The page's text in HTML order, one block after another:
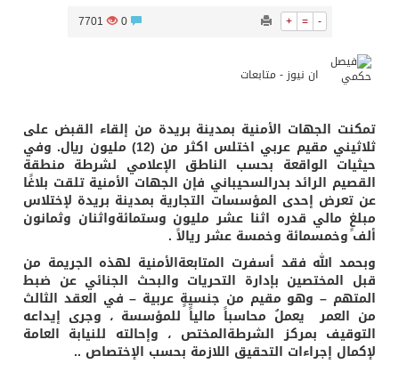
+ = -
0
7701
ان نيوز - متابعات
تمكنت الجهات الأمنية بمدينة بريدة من إلقاء القبض على
ثلاثيني مقيم عربي اختلس اكثر من (12) مليون ريال. وفي
حيثيات الواقعة بحسب الناطق الإعلامي لشرطة منطقة
القصيم الرائد بدرالسحيباني فإن الجهات الأمنية تلقت بلاغًا
عن تعرض إحدى المؤسسات التجارية بمدينة بريدة لإختلاس
مبلغٍ مالي قدره اثنا عشر مليون وستمائةواثنان وثمانون
ألف وخمسمائة وخمسة عشر ريالاً .
وبحمد الله فقد أسفرت المتابعةالأمنية لهذه الجريمة من
قبل المختصين بإدارة التحريات والبحث الجنائي عن ضبط
المتهم – وهو مقيم من جنسيةٍ عربية – في العقد الثالث
من العمر يعملُ محاسباً مالياً للمؤسسة ، وجرى إيداعه
التوقيف بمركز الشرطةالمختص ، وإحالته للنيابة العامة
لإكمال إجراءات التحقيق اللازمة بحسب الإختصاص ..